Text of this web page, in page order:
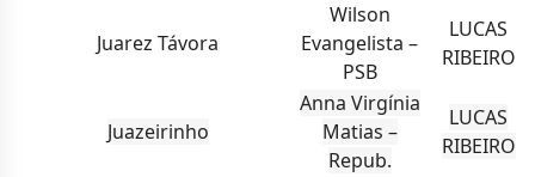
Juarez Távora
Wilson
Evangelista –
PSB
LUCAS
RIBEIRO
Juazeirinho
Anna Virgínia
Matias –
Repub.
LUCAS
RIBEIRO